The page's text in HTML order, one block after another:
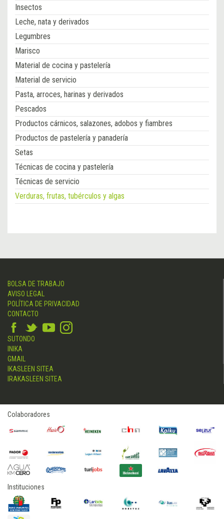
Insectos
Leche, nata y derivados
Legumbres
Marisco
Material de cocina y pastelería
Material de servicio
Pasta, arroces, harinas y derivados
Pescados
Productos cárnicos, salazones, adobos y fiambres
Productos de pastelería y panadería
Setas
Técnicas de cocina y pastelería
Técnicas de servicio
Verduras, frutas, tubérculos y algas
BOLSA DE TRABAJO
AVISO LEGAL
POLÍTICA DE PRIVACIDAD
CONTACTO
SUTONDO
INIKA
GMAIL
IKASLEEN SITEA
IRAKASLEEN SITEA
Colaboradores
Instituciones